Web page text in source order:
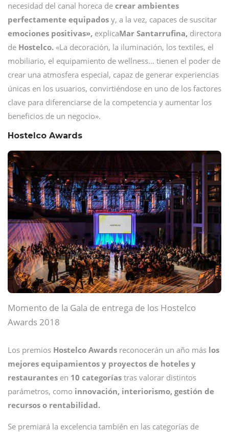
necesidad del canal horeca de crear ambientes
perfectamente equipados y, a la vez, capaces de suscitar
emociones positivas», explicaMar Santarrufina, directora
de Hostelco. «La decoración, la iluminación, los textiles, el
mobiliario, el equipamiento de wellness… tienen el poder de
crear una atmosfera especial, capaz de generar experiencias
únicas en los usuarios, convirtiéndose en uno de los factores
clave para diferenciarse de la competencia y aumentar los
beneficios de un negocio».
Hostelco Awards
Momento de la Gala de entrega de los Hostelco
Awards 2018
Los premios Hostelco Awards reconocerán un año más los
mejores equipamientos y proyectos de hoteles y
restaurantes en 10 categorías tras valorar distintos
parámetros, como innovación, interiorismo, gestión de
recursos o rentabilidad.
Se premiará la excelencia también en las categorías de